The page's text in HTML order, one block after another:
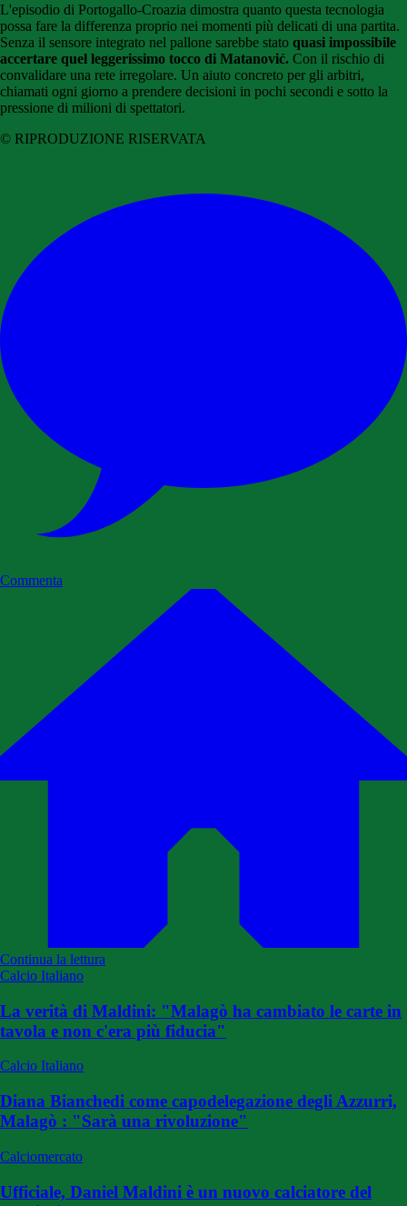
L'episodio di Portogallo-Croazia dimostra quanto questa tecnologia
possa fare la differenza proprio nei momenti più delicati di una partita.
Senza il sensore integrato nel pallone sarebbe stato quasi impossibile
accertare quel leggerissimo tocco di Matanović. Con il rischio di
convalidare una rete irregolare. Un aiuto concreto per gli arbitri,
chiamati ogni giorno a prendere decisioni in pochi secondi e sotto la
pressione di milioni di spettatori.
© RIPRODUZIONE RISERVATA
Commenta
Continua la lettura
Calcio Italiano
La verità di Maldini: "Malagò ha cambiato le carte in
tavola e non c'era più fiducia"
Calcio Italiano
Diana Bianchedi come capodelegazione degli Azzurri,
Malagò : "Sarà una rivoluzione"
Calciomercato
Ufficiale, Daniel Maldini è un nuovo calciatore del